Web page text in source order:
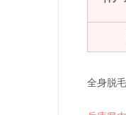
全身脱